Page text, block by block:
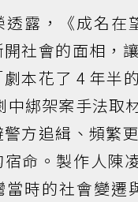
透露，《成名
社會的面相，
本花了 4 年半
中綁架案手法取
警方追緝、頻繁
命。製作人陳
當時的社會變遷